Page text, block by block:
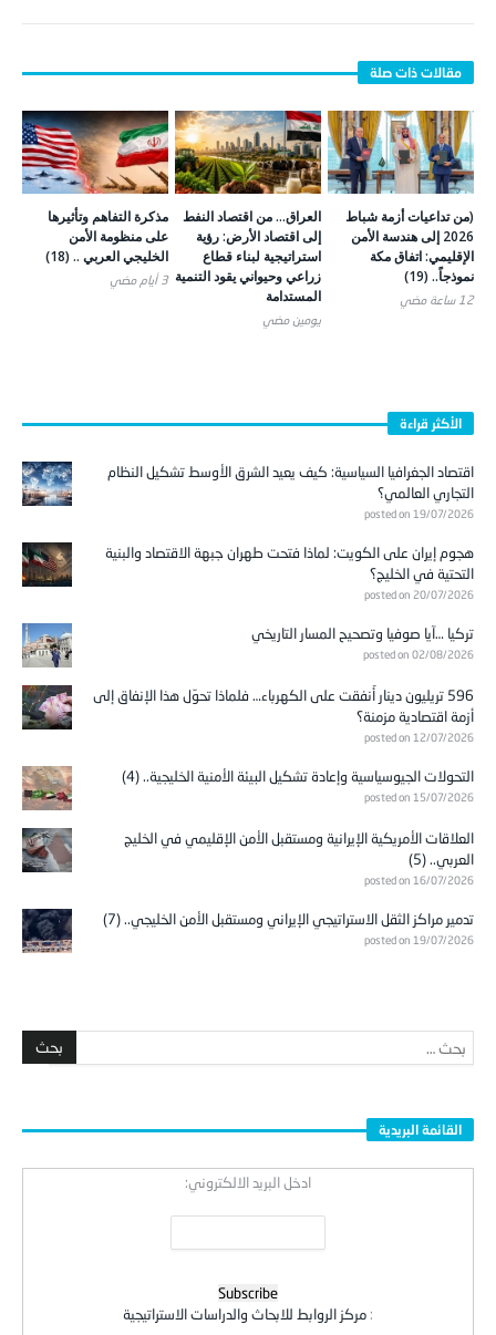
(من تداعيات أزمة شباط
2026 إلى هندسة الأمن
الإقليمي: اتفاق مكة
نموذجاً.. (19)
12 ساعة ‎مضي
العراق… من اقتصاد النفط
إلى اقتصاد الأرض: رؤية
استراتيجية لبناء قطاع
زراعي وحيواني يقود التنمية
المستدامة
يومين ‎مضي
مذكرة التفاهم وتأثيرها
على منظومة الأمن
الخليجي العربي .. (18)
3 أيام ‎مضي
الأكثر قراءة
اقتصاد الجغرافيا السياسية: كيف يعيد الشرق الأوسط تشكيل النظام
التجاري العالمي؟
posted on 19/07/2026
هجوم إيران على الكويت: لماذا فتحت طهران جبهة الاقتصاد والبنية
التحتية في الخليج؟
posted on 20/07/2026
تركيا …آيا صوفيا وتصحيح المسار التاريخي
posted on 02/08/2026
596 تريليون دينار أُنفقت على الكهرباء… فلماذا تحوّل هذا الإنفاق إلى
أزمة اقتصادية مزمنة؟
posted on 12/07/2026
التحولات الجيوسياسية وإعادة تشكيل البيئة الأمنية الخليجية.. (4)
posted on 15/07/2026
العلاقات الأمريكية الإيرانية ومستقبل الأمن الإقليمي في الخليج
العربي.. (5)
posted on 16/07/2026
تدمير مراكز الثقل الاستراتيجي الإيراني ومستقبل الأمن الخليجي.. (7)
posted on 19/07/2026
القائمة البريدية
ادخل البريد الالكتروني:
: مركز الروابط للابحاث والدراسات الاستراتيجية